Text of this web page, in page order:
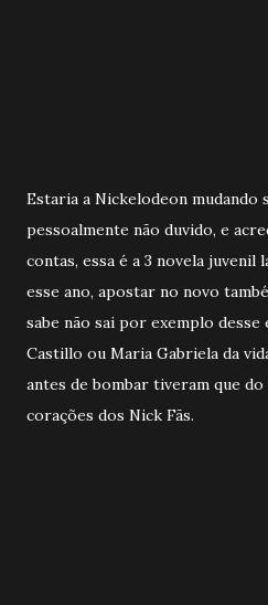
Estaria a Nickelodeon mudando
pessoalmente não duvido, e
contas, essa é a 3 novela juvenil
esse ano, apostar no novo
sabe não sai por exemplo desse
Castillo ou Maria Gabriela da
antes de bombar tiveram que
corações dos Nick Fãs.